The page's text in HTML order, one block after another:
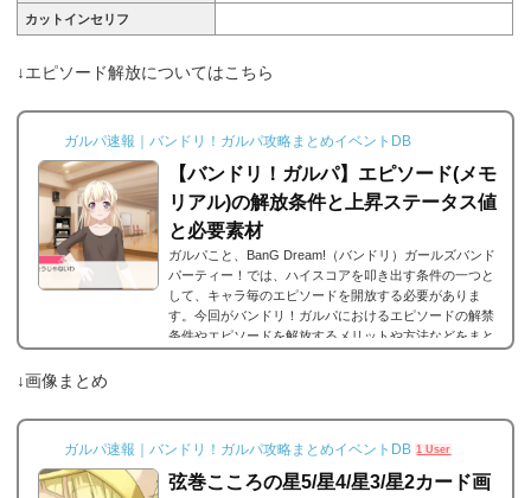
カットインセリフ
↓エピソード解放についてはこちら
ガルパ速報｜バンドリ！ガルパ攻略まとめイベントDB
【バンドリ！ガルパ】エピソード(メモ
リアル)の解放条件と上昇ステータス値
と必要素材
ガルパこと、BanG Dream!（バンドリ）ガールズバンド
パーティー！では、ハイスコアを叩き出す条件の一つと
して、キャラ毎のエピソードを開放する必要がありま
す。今回がバンドリ！ガルパにおけるエピソードの解禁
条件やエピソードを解放するメリットや方法などをまと
す。エピソードは各キャラクターの詳細にあり、解放す
よ...
↓画像まとめ
ガルパ速報｜バンドリ！ガルパ攻略まとめイベントDB 1 User
弦巻こころの星5/星4/星3/星2カード画